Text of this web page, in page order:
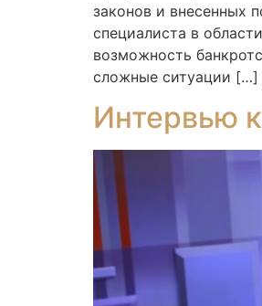
законов и внесенных
специалиста в
возможность
сложные ситуации […]
Интервью